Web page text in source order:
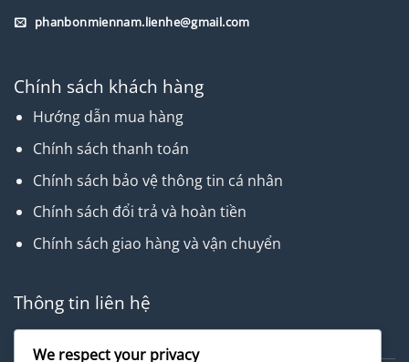
phanbonmiennam.lienhe@gmail.com
Chính sách khách hàng
Hướng dẫn mua hàng
Chính sách thanh toán
Chính sách bảo vệ thông tin cá nhân
Chính sách đổi trả và hoàn tiền
Chính sách giao hàng và vận chuyển
Thông tin liên hệ
We respect your privacy